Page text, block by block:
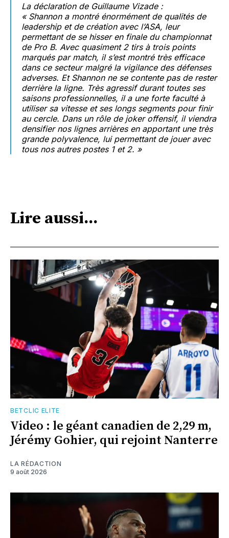
La déclaration de Guillaume Vizade :
« Shannon a montré énormément de qualités de
leadership et de création avec l’ASA, leur
permettant de se hisser en finale du championnat
de Pro B. Avec quasiment 2 tirs à trois points
marqués par match, il s’est montré très efficace
dans ce secteur malgré la vigilance des défenses
adverses. Et Shannon ne se contente pas de rester
derrière la ligne. Très agressif durant toutes ses
saisons professionnelles, il a une forte faculté à
utiliser sa vitesse et ses longs segments pour finir
au cercle. Dans un rôle de joker offensif, il viendra
densifier nos lignes arrières en apportant une très
grande polyvalence, lui permettant de jouer avec
tous nos autres postes 1 et 2. »
Lire aussi...
BETCLIC ELITE
Video : le géant canadien de 2,29 m,
Jérémy Gohier, qui rejoint Nanterre
LA RÉDACTION
9 août 2026